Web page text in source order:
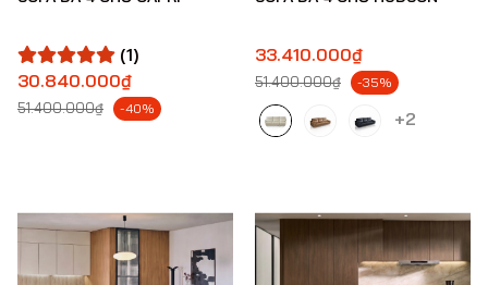
(1)
30.840.000₫
51.400.000₫ -40%
33.410.000₫
51.400.000₫ -35%
+2